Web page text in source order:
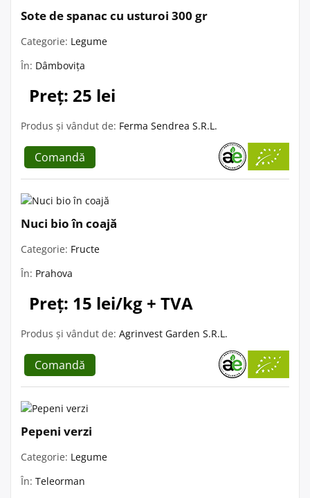
Sote de spanac cu usturoi 300 gr
Categorie: Legume
În: Dâmbovița
Preț: 25 lei
Produs și vândut de: Ferma Sendrea S.R.L.
Comandă
Nuci bio în coajă
Categorie: Fructe
În: Prahova
Preț: 15 lei/kg + TVA
Produs și vândut de: Agrinvest Garden S.R.L.
Comandă
Pepeni verzi
Categorie: Legume
În: Teleorman